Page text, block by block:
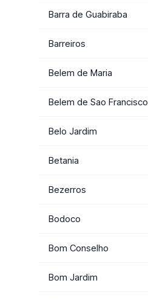
Barra de Guabiraba
Barreiros
Belem de Maria
Belem de Sao Francisco
Belo Jardim
Betania
Bezerros
Bodoco
Bom Conselho
Bom Jardim